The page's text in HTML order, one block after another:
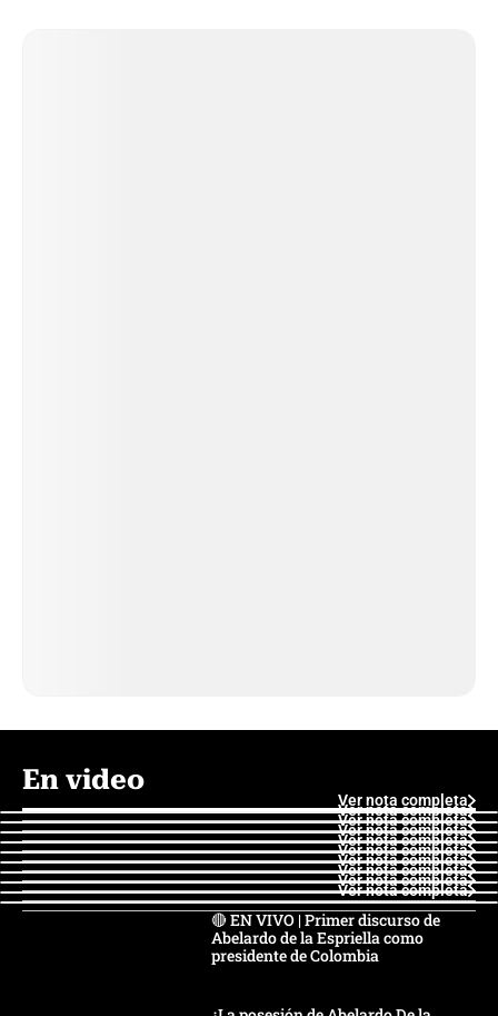
En video
Ver nota completa
Ver nota completa
Ver nota completa
Ver nota completa
Ver nota completa
Ver nota completa
Ver nota completa
Ver nota completa
Ver nota completa
Ver nota completa
🔴 EN VIVO | Primer discurso de
Abelardo de la Espriella como
presidente de Colombia